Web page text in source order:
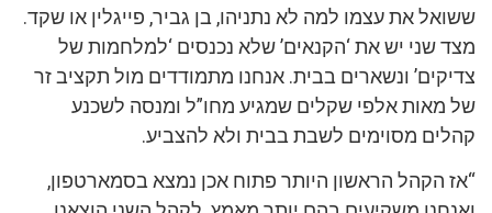
ששואל את עצמו למה לא נתניהו, בן גביר, פייגלין או שקד.
מצד שני יש את ‘הקנאים’ שלא נכנסים ‘למלחמות של
צדיקים’ ונשארים בבית. אנחנו מתמודדים מול תקציב זר
של מאות אלפי שקלים שמגיע מחו”ל ומנסה לשכנע
קהלים מסוימים לשבת בבית ולא להצביע.
“אז הקהל הראשון היותר פתוח אכן נמצא בסמארטפון,